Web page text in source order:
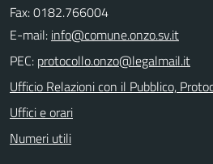
Fax: 0182.766004
E-mail:
PEC:
Ufficio Relazioni con il Pubblico,
Uffici e orari
Numeri utili